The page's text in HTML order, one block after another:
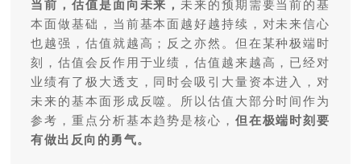
当前，估值是面向未来， 未来的预期需要当前的基
本面做基础，当前基本面越好越持续，对未来信心
也越强，估值就越高；反之亦然。但在某种极端时
刻，估值会反作用于业绩，估值越来越高，已经对
业绩有了极大透支，同时会吸引大量资本进入，对
未来的基本面形成反噬。所以估值大部分时间作为
参考，重点分析基本趋势是核心， 但在极端时刻要
有做出反向的勇气。